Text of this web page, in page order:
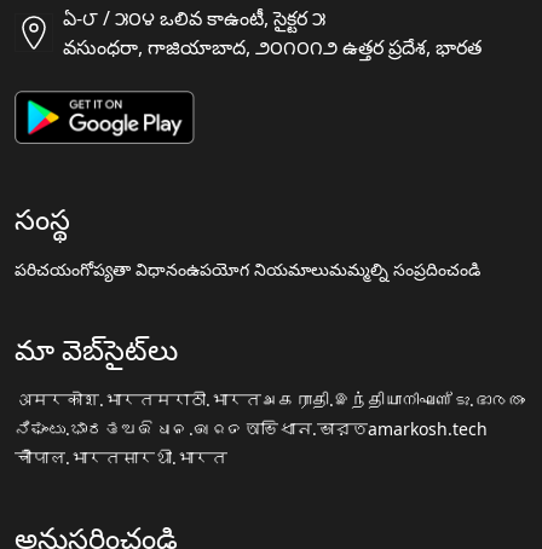
ఏ-౮ / ౫౦౪ ఒలివ కాఉంటీ, సైక్టర ౫
వసుంధరా, గాజియాబాద, ౨౦౧౦౧౨ ఉత్తర ప్రదేశ, భారత
సంస్థ
పరిచయంగోప్యతా విధానంఉపయోగ నియమాలుమమ్మల్ని సంప్రదించండి
మా వెబ్‌సైట్‌లు
अमरकोश.भारतमराठी.भारतஅகராதி.இந்தியாനിഘണ്ടു.ഭാരതം
ನಿಘಂಟು.ಭಾರತ ଅଭିଧାନ.ଭାରତ অভিধান.ভারতamarkosh.tech
चौपाल.भारतसारथी.भारत
అనుసరించండి